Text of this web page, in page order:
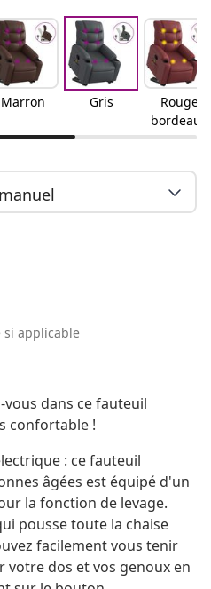
Marron Gris
Rouge
bordeaux
si applicable
vous dans ce fauteuil
confortable !
: ce fauteuil
âgées est équipé d'un
la fonction de levage.
pousse toute la chaise
facilement vous tenir
votre dos et vos genoux en